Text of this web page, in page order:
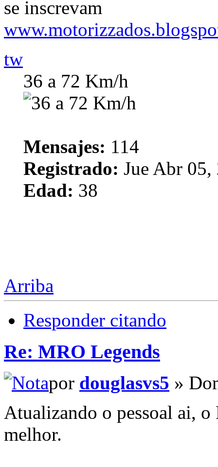
se inscrevam
tw
36 a 72 Km/h
Mensajes: 114
Registrado: Jue Abr
Edad: 38
Arriba
Responder citando
Re: MRO Legends
por douglasvs5 »
Atualizando o pessoal ai,
melhor.